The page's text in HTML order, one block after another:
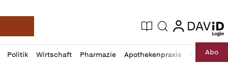
Deutsche Apotheker Zeitung
Aktuelle Ausgabe
Suche login
login
Politik Wirtschaft Pharmazie Apothekenpraxis RechtAbo
Profil
öffnen
Daz
Pur